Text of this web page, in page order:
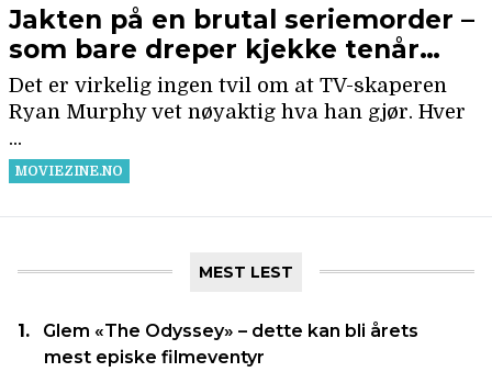
MEST LEST
Glem «The Odyssey» – dette kan bli årets
mest episke filmeventyr